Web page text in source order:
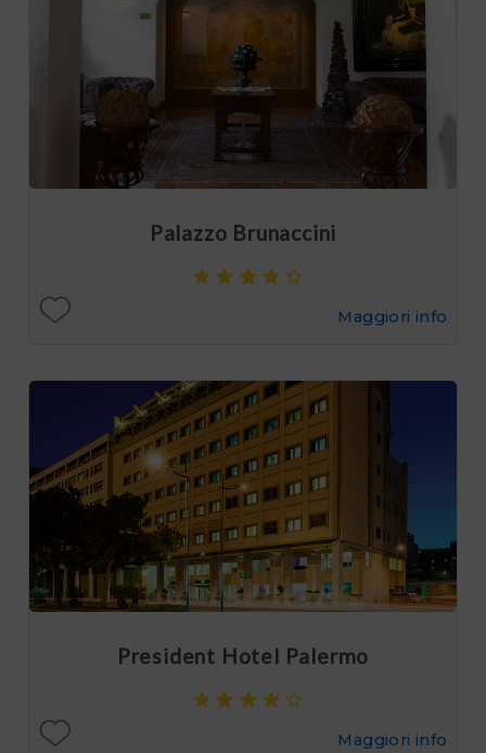
Palazzo Brunaccini
Maggiori info
President Hotel Palermo
Maggiori info